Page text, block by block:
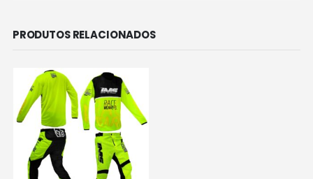
PRODUTOS RELACIONADOS